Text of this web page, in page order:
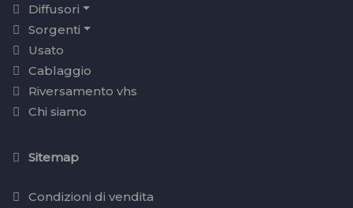
Diffusori
Sorgenti
Usato
Cablaggio
Riversamento vhs
Chi siamo
Sitemap
Condizioni di vendita